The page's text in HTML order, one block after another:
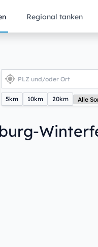
Regional tanken
5km 10km 20km